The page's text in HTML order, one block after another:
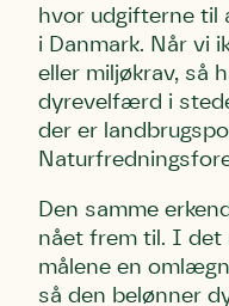
hvor udgifterne til
i Danmark. Når vi
eller miljøkrav, så
dyrevelfærd i
der er
Den samme
nået frem til. I det
målene en
så den belønner
Skriv
Fornavn
Email
Sund
Fornavn
Email
Storken
Fornavn
Email